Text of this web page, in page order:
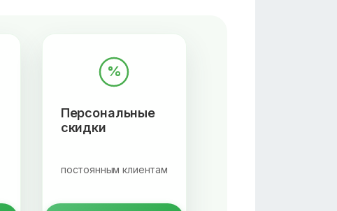
%
Персональные
скидки
постоянным клиентам